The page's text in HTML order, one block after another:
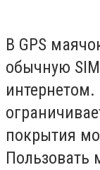
В GPS
обычную
покрытия
Пользовать